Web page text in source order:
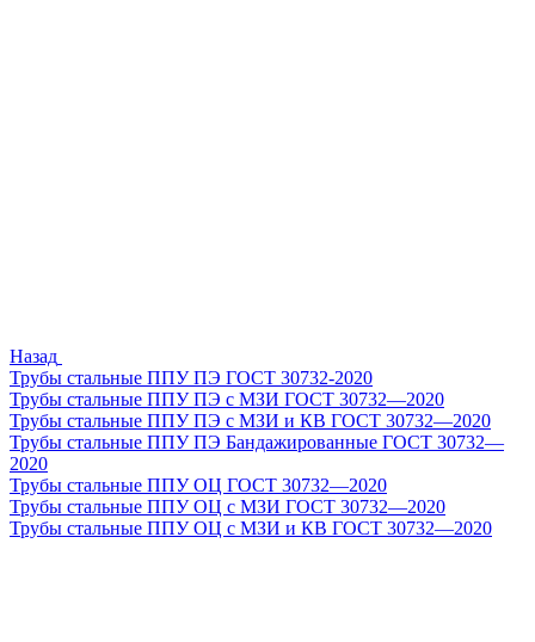
Назад
Трубы стальные ППУ ПЭ ГОСТ 30732-2020
Трубы стальные ППУ ПЭ с МЗИ ГОСТ 30732—2020
Трубы стальные ППУ ПЭ с МЗИ и КВ ГОСТ 30732—2020
Трубы стальные ППУ ПЭ Бандажированные ГОСТ 30732—
2020
Трубы стальные ППУ ОЦ ГОСТ 30732—2020
Трубы стальные ППУ ОЦ с МЗИ ГОСТ 30732—2020
Трубы стальные ППУ ОЦ с МЗИ и КВ ГОСТ 30732—2020